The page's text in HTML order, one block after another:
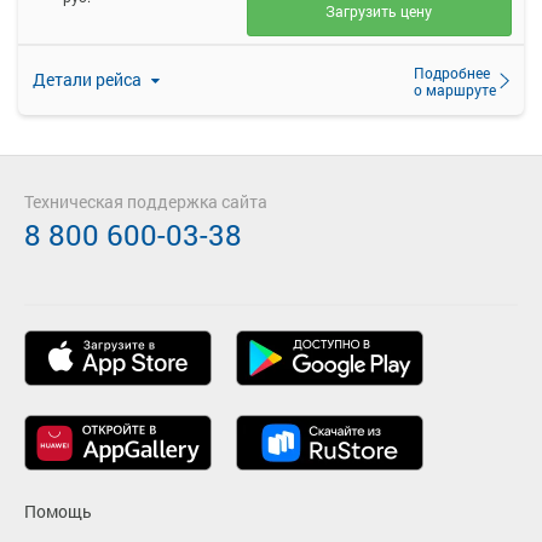
Детали рейса
Подробнее
о маршруте
Загрузить цену
Помощь
Техническая поддержка сайта
8 800 600-03-38